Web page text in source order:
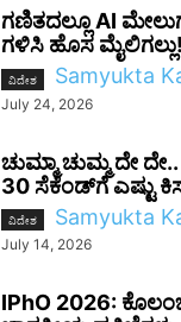
ಗಣಿತದಲ್ಲೂ AI
ಗಳಿಸಿ ಹೊಸ ಮೈಲಿಗಲ್ಲು!
ವಿದೇಶ Samyukta
July 24, 2026
ಚುಮ್ಮಾ ಚುಮ್ಮ ದೇ
30 ಸೆಕೆಂಡ್‌ಗೆ ಎಷ್ಟು
ವಿದೇಶ Samyukta
July 14, 2026
IPhO 2026: